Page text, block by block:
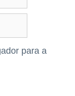
para a